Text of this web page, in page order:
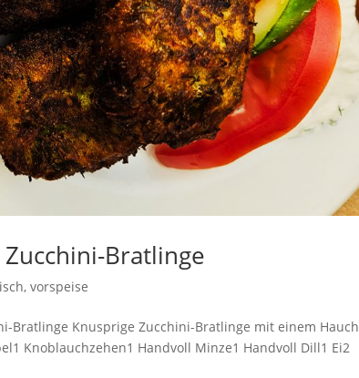
Bratlinge
,vorspeise
Bratlinge Knusprige Zucchini-Bratlinge mit einem Hauch
Knoblauchzehen1 Handvoll Minze1 Handvoll Dill1 Ei2